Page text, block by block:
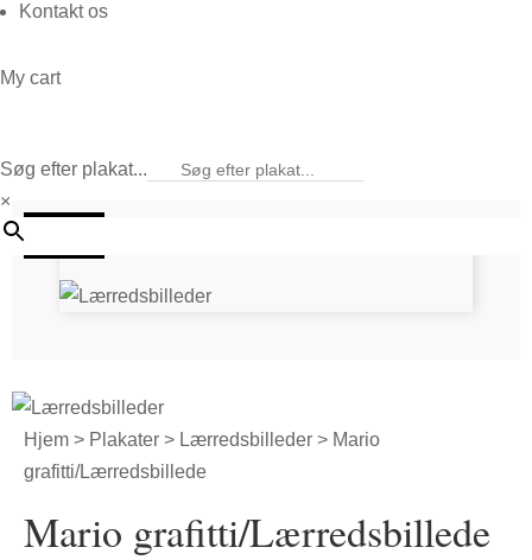
Kontakt os
My cart
Søg efter plakat...
×
Hjem > Plakater > Lærredsbilleder > Mario
grafitti/Lærredsbillede
Mario grafitti/Lærredsbillede